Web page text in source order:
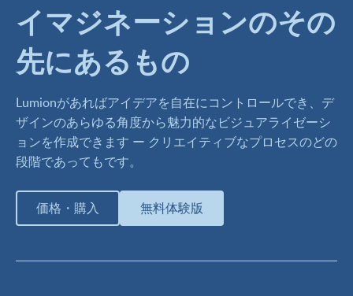
イマジネーションのその
先にあるもの
Lumionがあればアイデアを自在にコントロールでき、デ
ザインのあらゆる角度から魅力的なビジュアライゼーシ
ョンを作成できます ー クリエイティブなプロセスのどの
段階であってもです。
価格・購入 無料体験版